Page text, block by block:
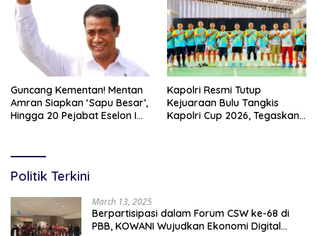
Pertanahan
Guncang Kementan! Mentan
Amran Siapkan ‘Sapu Besar’,
Hingga 20 Pejabat Eselon I
Kapolri Resmi Tutup
Kejuaraan Bulu Tangkis
Kapolri Cup 2026, Tegaskan
Politik Terkini
March 13, 2025
Berpartisipasi dalam Forum CSW ke-68 di
PBB, KOWANI Wujudkan Ekonomi Digital